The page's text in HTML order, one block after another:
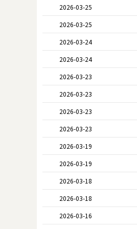
2026-03-25
2026-03-25
2026-03-24
2026-03-24
2026-03-23
2026-03-23
2026-03-23
2026-03-23
2026-03-19
2026-03-19
2026-03-18
2026-03-18
2026-03-16